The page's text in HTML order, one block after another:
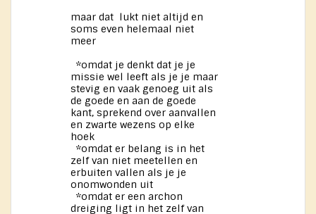
maar dat lukt niet altijd en
soms even helemaal niet
meer
*omdat je denkt dat je je
missie wel leeft als je je maar
stevig en vaak genoeg uit als
de goede en aan de goede
kant, sprekend over aanvallen
en zwarte wezens op elke
hoek
*omdat er belang is in het
zelf van niet meetellen en
erbuiten vallen als je je
onomwonden uit
*omdat er een archon
dreiging ligt in het zelf van